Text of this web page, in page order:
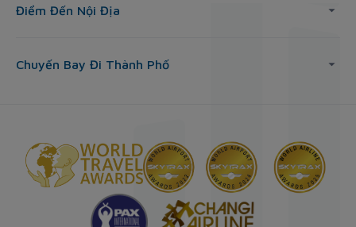
Điểm Đến Nội Địa
Chuyến Bay Đi Thành Phố